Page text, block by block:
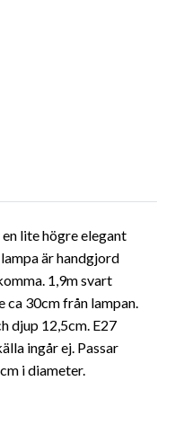
lite högre elegant
är handgjord
1,9m svart
30cm från lampan.
djup 12,5cm. E27
ingår ej. Passar
i diameter.